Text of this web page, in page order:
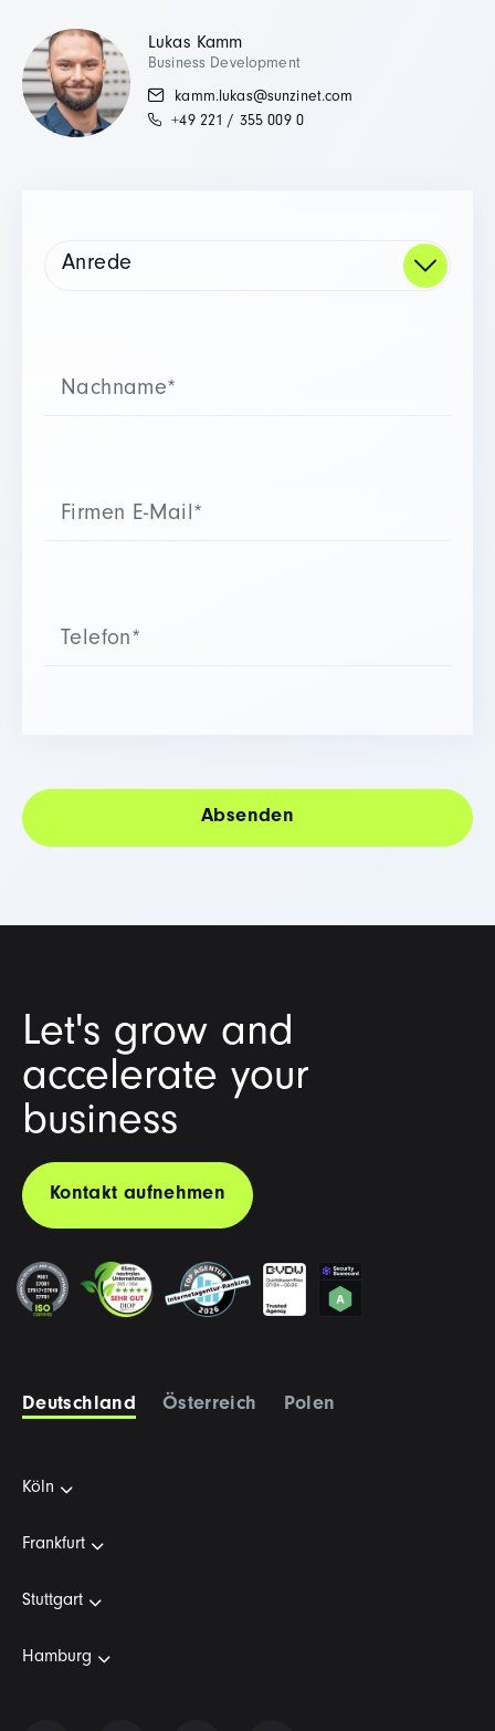
Lukas Kamm
Business Development
kamm.lukas@sunzinet.com
+49 221 / 355 009 0
Let's grow and
accelerate your
business
Kontakt aufnehmen
Deutschland Österreich Polen
Köln
Frankfurt
Stuttgart
Hamburg